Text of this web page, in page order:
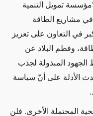
مؤسسة تمويل التنمية
مشاريع الطاقة
في التعاون على تعزيز
وفطم البلاد عن
الجهود المبذولة لجذب
الأدلة على أنّ سياسة
المحتملة الأخرى. فلن